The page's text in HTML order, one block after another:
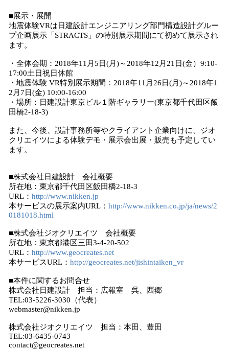
■展示・展開
地震体験VRは日建設計エンジニアリング部門構造設計グルー
プ企画展示「STRACTS」の特別展示期間にて初めて展示され
ます。
・全体会期：2018年11月5日(月)～2018年12月21日(金）9:10-
17:00土日祝日休館
・地震体験 VR特別展示期間：2018年11月26日(月)～2018年1
2月7日(金) 10:00-16:00
・場所：日建設計東京ビル１階ギャラリー(東京都千代田区飯
田橋2-18-3)
また、今後、設計事務所等やクライアント企業向けに、ジオ
クリエイツによる体験デモ・展示会出展・販売も予定してい
ます。
■株式会社日建設計 会社概要
所在地：東京都千代田区飯田橋2-18-3
URL： http://www.nikken.jp
本サービスの展示案内URL： http://www.nikken.co.jp/ja/news/2
0181018.html
■株式会社ジオクリエイツ 会社概要
所在地：東京都港区三田3-4-20-502
URL： http://www.geocreates.net
本サービスURL： http://geocreates.net/jishintaiken_vr
■本件に関するお問合せ
株式会社日建設計 担当：広報室 呉、西郷
TEL:03-5226-3030（代表）
webmaster@nikken.jp
株式会社ジオクリエイツ 担当：本田、豊田
TEL:03-6435-0743
contact@geocreates.net